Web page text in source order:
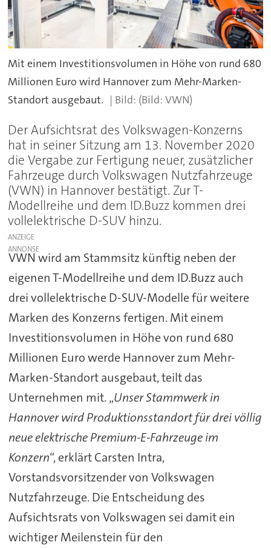
Mit einem Investitionsvolumen in Höhe von rund 680
Millionen Euro wird Hannover zum Mehr-Marken-
Standort ausgebaut.
(Bild: VWN)
Der Aufsichtsrat des Volkswagen-Konzerns
hat in seiner Sitzung am 13. November 2020
die Vergabe zur Fertigung neuer, zusätzlicher
Fahrzeuge durch Volkswagen Nutzfahrzeuge
(VWN) in Hannover bestätigt. Zur T-
Modellreihe und dem ID.Buzz kommen drei
vollelektrische D-SUV hinzu.
ANZEIGE
VWN wird am Stammsitz künftig neben der
eigenen T-Modellreihe und dem ID.Buzz auch
drei vollelektrische D-SUV-Modelle für weitere
Marken des Konzerns fertigen. Mit einem
Investitionsvolumen in Höhe von rund 680
Millionen Euro werde Hannover zum Mehr-
Marken-Standort ausgebaut, teilt das
Unternehmen mit. „Unser Stammwerk in
Hannover wird Produktionsstandort für drei völlig
neue elektrische Premium-E-Fahrzeuge im
Konzern“, erklärt Carsten Intra,
Vorstandsvorsitzender von Volkswagen
Nutzfahrzeuge. Die Entscheidung des
Aufsichtsrats von Volkswagen sei damit ein
wichtiger Meilenstein für den